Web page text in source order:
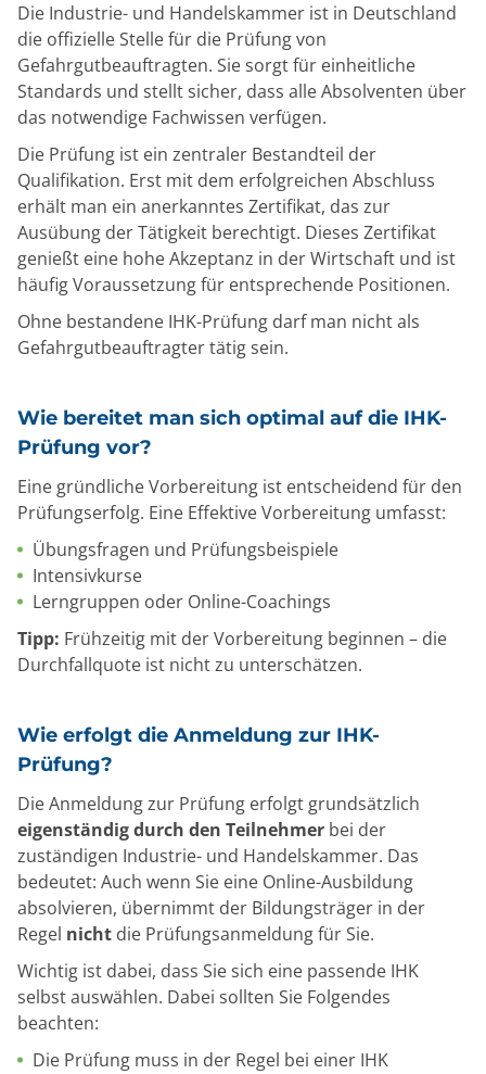
Die Industrie- und Handelskammer ist in Deutschland
die offizielle Stelle für die Prüfung von
Gefahrgutbeauftragten. Sie sorgt für einheitliche
Standards und stellt sicher, dass alle Absolventen über
das notwendige Fachwissen verfügen.
Die Prüfung ist ein zentraler Bestandteil der
Qualifikation. Erst mit dem erfolgreichen Abschluss
erhält man ein anerkanntes Zertifikat, das zur
Ausübung der Tätigkeit berechtigt. Dieses Zertifikat
genießt eine hohe Akzeptanz in der Wirtschaft und ist
häufig Voraussetzung für entsprechende Positionen.
Ohne bestandene IHK-Prüfung darf man nicht als
Gefahrgutbeauftragter tätig sein.
Wie bereitet man sich optimal auf die IHK-
Prüfung vor?
Eine gründliche Vorbereitung ist entscheidend für den
Prüfungserfolg. Eine Effektive Vorbereitung umfasst:
Übungsfragen und Prüfungsbeispiele
Intensivkurse
Lerngruppen oder Online-Coachings
Tipp: Frühzeitig mit der Vorbereitung beginnen – die
Durchfallquote ist nicht zu unterschätzen.
Wie erfolgt die Anmeldung zur IHK-
Prüfung?
Die Anmeldung zur Prüfung erfolgt grundsätzlich
eigenständig durch den Teilnehmer bei der
zuständigen Industrie- und Handelskammer. Das
bedeutet: Auch wenn Sie eine Online-Ausbildung
absolvieren, übernimmt der Bildungsträger in der
Regel nicht die Prüfungsanmeldung für Sie.
Wichtig ist dabei, dass Sie sich eine passende IHK
selbst auswählen. Dabei sollten Sie Folgendes
beachten:
Die Prüfung muss in der Regel bei einer IHK